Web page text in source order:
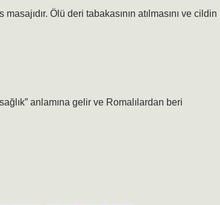
Ölü deri tabakasının atılmasını ve cildin
anlamına gelir ve Romalılardan beri